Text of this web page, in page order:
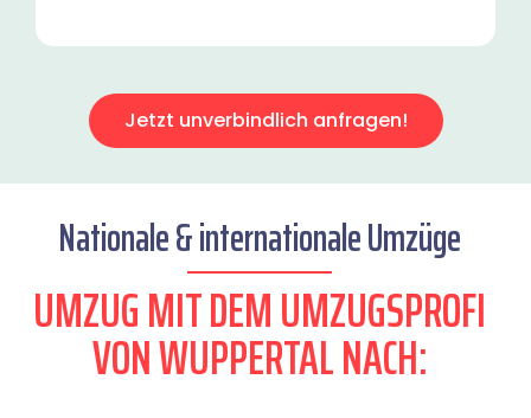
Jetzt unverbindlich anfragen!
Nationale & internationale Umzüge
UMZUG MIT DEM UMZUGSPROFI
VON WUPPERTAL NACH: